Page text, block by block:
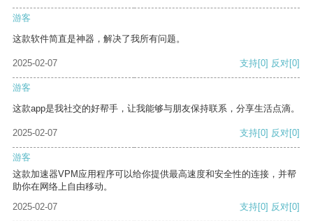
游客
这款软件简直是神器，解决了我所有问题。
2025-02-07 支持[0] 反对[0]
游客
这款app是我社交的好帮手，让我能够与朋友保持联系，分享生活点滴。
2025-02-07 支持[0] 反对[0]
游客
这款加速器VPM应用程序可以给你提供最高速度和安全性的连接，并帮
助你在网络上自由移动。
2025-02-07
支持[0] 反对[0]